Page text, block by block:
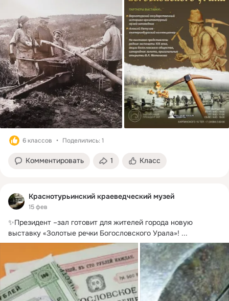
6 классов Поделились: 1
Комментировать 1 Класс
Краснотурьинский краеведческий музей
15 фев
✨Президент –зал готовит для жителей города новую
выставку «Золотые речки Богословского Урала»! ...